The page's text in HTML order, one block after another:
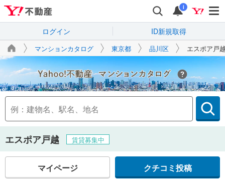
i
ログイン ID新規取得
マンションカタログ 東京都 品川区 エスポア戸
Yahoo!不動産
エスポア戸越 賃貸募集中
マイページ クチコミ投稿